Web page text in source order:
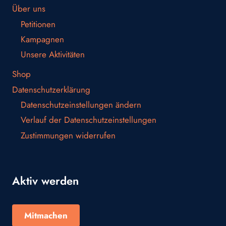
Über uns
Petitionen
Kampagnen
Unsere Aktivitäten
Shop
Datenschutzerklärung
Datenschutzeinstellungen ändern
Verlauf der Datenschutzeinstellungen
Zustimmungen widerrufen
Aktiv werden
Mitmachen